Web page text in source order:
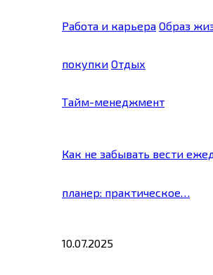
Работа и карьера Образ
покупки Отдых
Тайм-менеджмент
Как не забывать вести
планер: практическое…
10.07.2025